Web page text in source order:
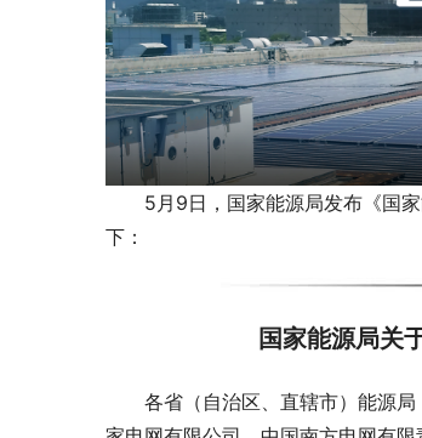
5月9日，国家能源局发布《国
下：
国家能源局关
各省（自治区、直辖市）能源